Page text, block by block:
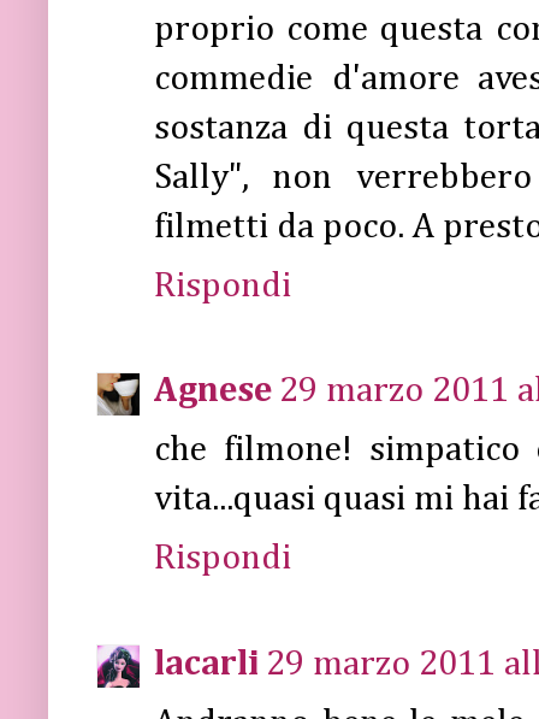
proprio come questa
commedie d'amore
sostanza di questa
Sally", non
filmetti da poco. A
Rispondi
Agnese 29 marzo 2011
che filmone!
vita...quasi quasi mi hai
Rispondi
lacarli 29 marzo 2011